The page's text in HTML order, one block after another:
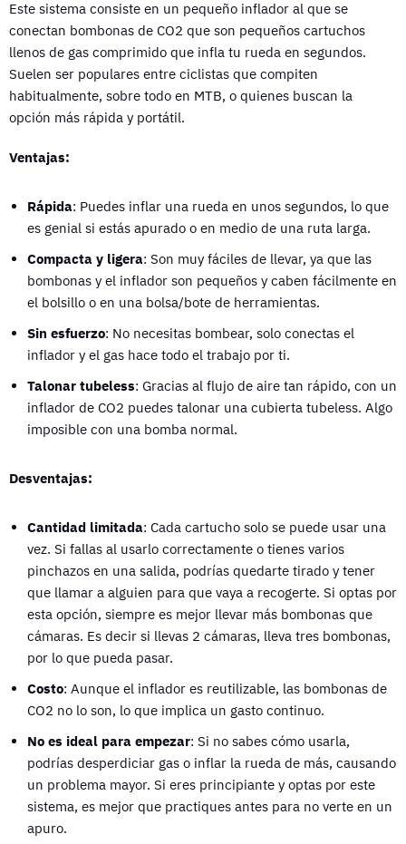
Este sistema consiste en un pequeño inflador al que se
conectan bombonas de CO2 que son pequeños cartuchos
llenos de gas comprimido que infla tu rueda en segundos.
Suelen ser populares entre ciclistas que compiten
habitualmente, sobre todo en MTB, o quienes buscan la
opción más rápida y portátil.
Ventajas:
Rápida: Puedes inflar una rueda en unos segundos, lo que
es genial si estás apurado o en medio de una ruta larga.
Compacta y ligera: Son muy fáciles de llevar, ya que las
bombonas y el inflador son pequeños y caben fácilmente en
el bolsillo o en una bolsa/bote de herramientas.
Sin esfuerzo: No necesitas bombear, solo conectas el
inflador y el gas hace todo el trabajo por ti.
Talonar tubeless: Gracias al flujo de aire tan rápido, con un
inflador de CO2 puedes talonar una cubierta tubeless. Algo
imposible con una bomba normal.
Desventajas:
Cantidad limitada: Cada cartucho solo se puede usar una
vez. Si fallas al usarlo correctamente o tienes varios
pinchazos en una salida, podrías quedarte tirado y tener
que llamar a alguien para que vaya a recogerte. Si optas por
esta opción, siempre es mejor llevar más bombonas que
cámaras. Es decir si llevas 2 cámaras, lleva tres bombonas,
por lo que pueda pasar.
Costo: Aunque el inflador es reutilizable, las bombonas de
CO2 no lo son, lo que implica un gasto continuo.
No es ideal para empezar: Si no sabes cómo usarla,
podrías desperdiciar gas o inflar la rueda de más, causando
un problema mayor. Si eres principiante y optas por este
sistema, es mejor que practiques antes para no verte en un
apuro.